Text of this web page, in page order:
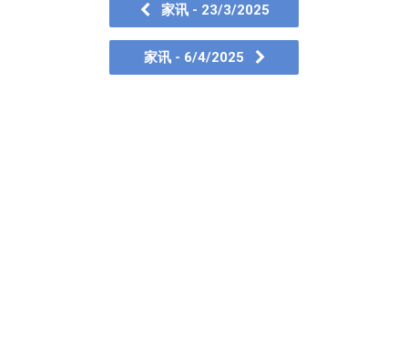
家讯 - 23/3/2025
家讯 - 6/4/2025